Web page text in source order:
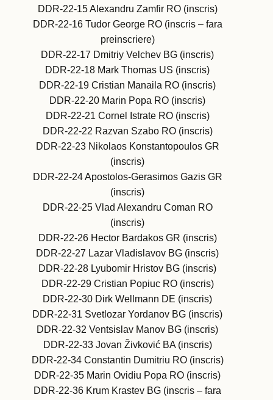
DDR-22-15 Alexandru Zamfir RO (inscris)
DDR-22-16 Tudor George RO (inscris – fara
preinscriere)
DDR-22-17 Dmitriy Velchev BG (inscris)
DDR-22-18 Mark Thomas US (inscris)
DDR-22-19 Cristian Manaila RO (inscris)
DDR-22-20 Marin Popa RO (inscris)
DDR-22-21 Cornel Istrate RO (inscris)
DDR-22-22 Razvan Szabo RO (inscris)
DDR-22-23 Nikolaos Konstantopoulos GR
(inscris)
DDR-22-24 Apostolos-Gerasimos Gazis GR
(inscris)
DDR-22-25 Vlad Alexandru Coman RO
(inscris)
DDR-22-26 Hector Bardakos GR (inscris)
DDR-22-27 Lazar Vladislavov BG (inscris)
DDR-22-28 Lyubomir Hristov BG (inscris)
DDR-22-29 Cristian Popiuc RO (inscris)
DDR-22-30 Dirk Wellmann DE (inscris)
DDR-22-31 Svetlozar Yordanov BG (inscris)
DDR-22-32 Ventsislav Manov BG (inscris)
DDR-22-33 Jovan Živković BA (inscris)
DDR-22-34 Constantin Dumitriu RO (inscris)
DDR-22-35 Marin Ovidiu Popa RO (inscris)
DDR-22-36 Krum Krastev BG (inscris – fara